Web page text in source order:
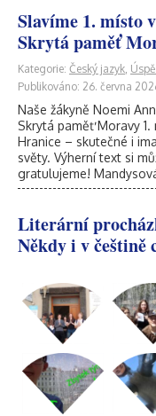
Slavíme 1. místo
Skrytá paměť
Kategorie: Český jazyk,
Publikováno: 26. června
Naše žákyně Noemi
Skrytá paměť Moravy
Hranice – skutečné i
světy. Výherní text si
gratulujeme!
Literární
Někdy i v češtině